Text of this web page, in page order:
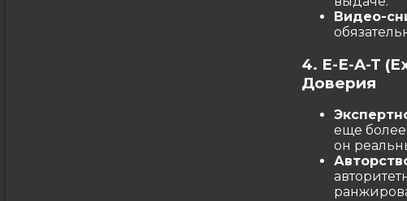
Видео-
4. E-E-A-T
Доверия
еще более
он